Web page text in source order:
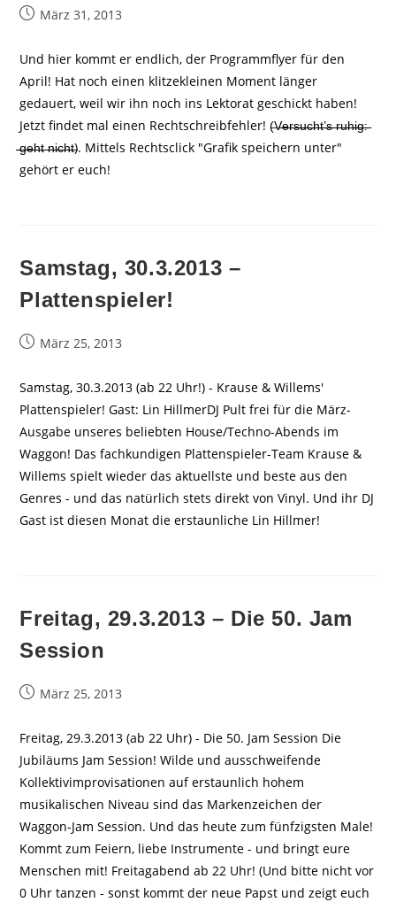
BeitragMärz 31, 2013
Und hier kommt er endlich, der Programmflyer für den
April! Hat noch einen klitzekleinen Moment länger
gedauert, weil wir ihn noch ins Lektorat geschickt haben!
Jetzt findet mal einen Rechtschreibfehler! (̶V̶̶e̶̶r̶̶s̶̶u̶̶c̶̶h̶̶t̶̶’̶̶s̶̶ ̶̶r̶̶u̶̶h̶̶i̶̶g̶̶:̶̶
̶̶g̶̶e̶̶h̶̶t̶̶ ̶̶n̶̶i̶̶c̶̶h̶̶t̶). Mittels Rechtsclick "Grafik speichern unter"
gehört er euch!
Samstag, 30.3.2013 –
Plattenspieler!
BeitragMärz 25, 2013
Samstag, 30.3.2013 (ab 22 Uhr!) - Krause & Willems'
Plattenspieler! Gast: Lin HillmerDJ Pult frei für die März-
Ausgabe unseres beliebten House/Techno-Abends im
Waggon! Das fachkundigen Plattenspieler-Team Krause &
Willems spielt wieder das aktuellste und beste aus den
Genres - und das natürlich stets direkt von Vinyl. Und ihr DJ
Gast ist diesen Monat die erstaunliche Lin Hillmer!
Freitag, 29.3.2013 – Die 50. Jam
Session
BeitragMärz 25, 2013
Freitag, 29.3.2013 (ab 22 Uhr) - Die 50. Jam Session Die
Jubiläums Jam Session! Wilde und ausschweifende
Kollektivimprovisationen auf erstaunlich hohem
musikalischen Niveau sind das Markenzeichen der
Waggon-Jam Session. Und das heute zum fünfzigsten Male!
Kommt zum Feiern, liebe Instrumente - und bringt eure
Menschen mit! Freitagabend ab 22 Uhr! (Und bitte nicht vor
0 Uhr tanzen - sonst kommt der neue Papst und zeigt euch